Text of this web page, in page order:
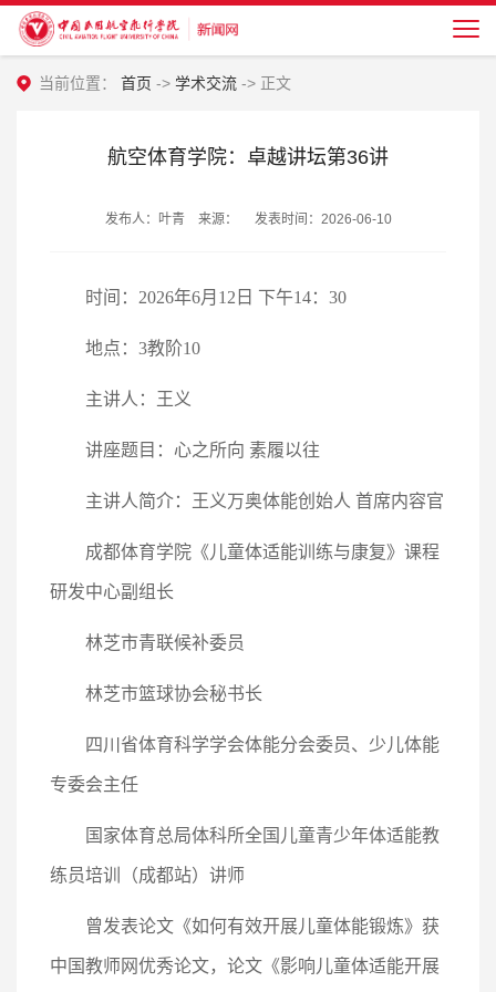
当前位置： 首页 -> 学术交流 -> 正文
航空体育学院：卓越讲坛第36讲
发布人：叶青 来源： 发表时间：2026-06-10
时间：2026年6月12日 下午14：30
地点：3教阶10
主讲人：王义
讲座题目：心之所向 素履以往
主讲人简介：王义万奥体能创始人 首席内容官
成都体育学院《儿童体适能训练与康复》课程
研发中心副组长
林芝市青联候补委员
林芝市篮球协会秘书长
四川省体育科学学会体能分会委员、少儿体能
专委会主任
国家体育总局体科所全国儿童青少年体适能教
练员培训（成都站）讲师
曾发表论文《如何有效开展儿童体能锻炼》获
中国教师网优秀论文，论文《影响儿童体适能开展